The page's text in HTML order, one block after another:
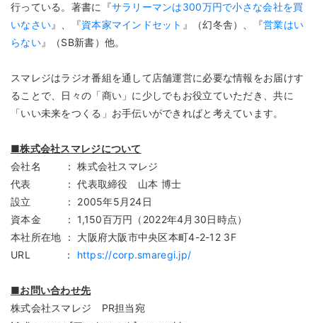
行っている。著書に『サラリーマンは300万円で小さな会社を買
いなさい』、『資本家マインドセット 』（幻冬舎）、『営業はい
らない』（SB新書）他。
スマレジはラジオ番組を通して店舗運営に必要な情報をお届けす
ることで、日々の「商い」に少しでもお役立ていただき、共に
「いい未来をつくる」お手伝いができればと考えています。
■株式会社スマレジについて
会社名 ： 株式会社スマレジ
代表 ： 代表取締役 山本 博士
設立 ： 2005年5月24日
資本金 ： 1,150百万円（2022年4月30日時点）
本社所在地 ： 大阪府大阪市中央区本町4-2-12 3F
URL ：
https://corp.smaregi.jp/
■お問い合わせ先
株式会社スマレジ PR担当宛